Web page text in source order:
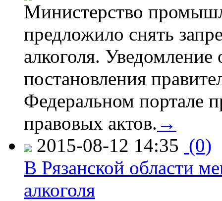
Министерство
предложило снять
алкоголя. Уведомление
постановления
Федеральном портале
правовых актов. →
2015-08-12 14:35 (0)
В Рязанской области
алкоголя